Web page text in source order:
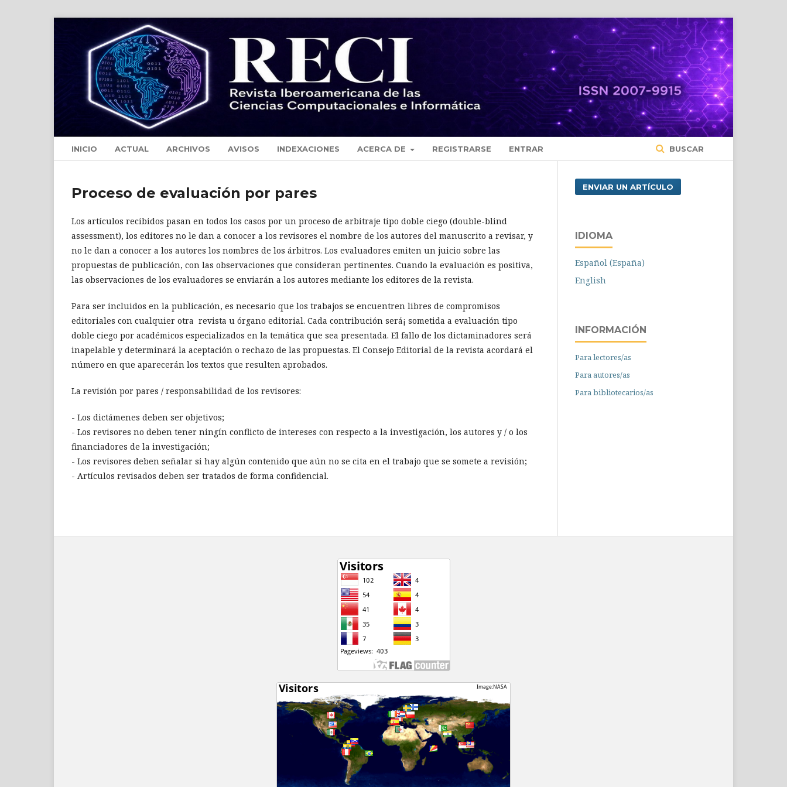
INICIO ACTUAL ARCHIVOS AVISOS INDEXACIONES ACERCA DE REGISTRARSE ENTRAR BUSCAR
Proceso de evaluación por pares
Los artículos recibidos pasan en todos los casos por un proceso de arbitraje tipo doble ciego (double-blind
assessment), los editores no le dan a conocer a los revisores el nombre de los autores del manuscrito a revisar, y
no le dan a conocer a los autores los nombres de los árbitros. Los evaluadores emiten un juicio sobre las
propuestas de publicación, con las observaciones que consideran pertinentes. Cuando la evaluación es positiva,
las observaciones de los evaluadores se enviarán a los autores mediante los editores de la revista.
Para ser incluidos en la publicación, es necesario que los trabajos se encuentren libres de compromisos
editoriales con cualquier otra revista u órgano editorial. Cada contribución será¡ sometida a evaluación tipo
doble ciego por académicos especializados en la temática que sea presentada. El fallo de los dictaminadores será
inapelable y determinará la aceptación o rechazo de las propuestas. El Consejo Editorial de la revista acordará el
número en que aparecerán los textos que resulten aprobados.
La revisión por pares / responsabilidad de los revisores:
- Los dictámenes deben ser objetivos;
- Los revisores no deben tener ningín conflicto de intereses con respecto a la investigación, los autores y / o los
financiadores de la investigación;
- Los revisores deben señalar si hay algún contenido que aún no se cita en el trabajo que se somete a revisión;
- Artí­culos revisados deben ser tratados de forma confidencial.
ENVIAR UN ARTÍCULO
IDIOMA
Español (España)
English
INFORMACIÓN
Para lectores/as
Para autores/as
Para bibliotecarios/as